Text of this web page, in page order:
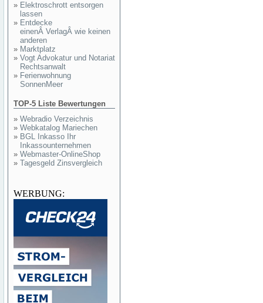
» Elektroschrott entsorgen
lassen
» Entdecke
einenÂ VerlagÂ wie keinen
anderen
» Marktplatz
» Vogt Advokatur und Notariat
Rechtsanwalt
» Ferienwohnung
SonnenMeer
TOP-5 Liste Bewertungen
» Webradio Verzeichnis
» Webkatalog Mariechen
» BGL Inkasso Ihr
Inkassounternehmen
» Webmaster-OnlineShop
» Tagesgeld Zinsvergleich
WERBUNG: